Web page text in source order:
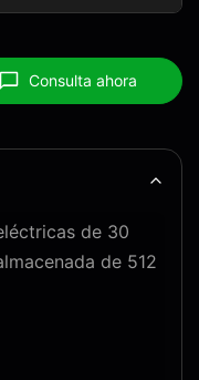
Consulta ahora
de 30
de 512